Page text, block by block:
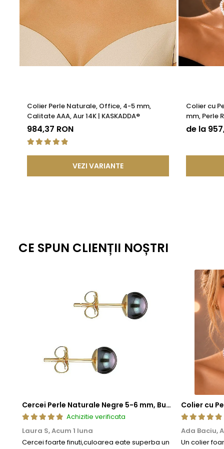
Colier Perle Naturale, Office, 4-5 mm,
Calitate AAA, Aur 14K | KASKADDA®
984,37 RON
VEZI VARIANTE
Colier cu
mm, Perle
KASKADDA®
de la
CE SPUN CLIENȚII NOȘTRI
Cercei Perle Naturale Negre 5-6 mm, Buton AAA, Aur 14K (aur 585), Tip Șurub | KASKADDA®
Achizitie verificata
Laura S,Acum 1 luna
Cercei foarte finuti,culoarea eate superba un
Ada Baciu,
Un colier